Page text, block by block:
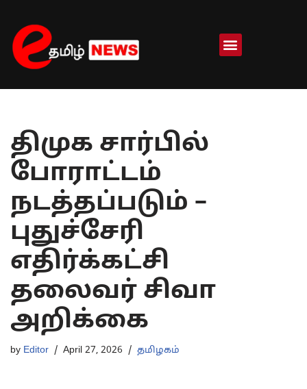
Skip
to
content
திமுக சார்பில்
போராட்டம்
நடத்தப்படும் –
புதுச்சேரி
எதிர்க்கட்சி
தலைவர் சிவா
அறிக்கை
by Editor April 27, 2026 தமிழகம்